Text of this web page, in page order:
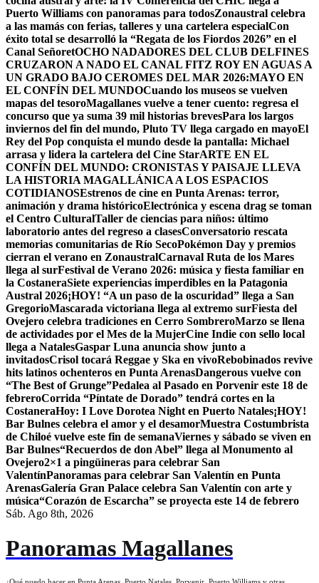
Puerto Williams con panoramas para todosZonaustral celebra
a las mamás con ferias, talleres y una cartelera especialCon
éxito total se desarrolló la “Regata de los Fiordos 2026” en el
Canal SeñoretOCHO NADADORES DEL CLUB DELFINES
CRUZARON A NADO EL CANAL FITZ ROY EN AGUAS A
UN GRADO BAJO CEROMES DEL MAR 2026:MAYO EN
EL CONFÍN DEL MUNDOCuando los museos se vuelven
mapas del tesoroMagallanes vuelve a tener cuento: regresa el
concurso que ya suma 39 mil historias brevesPara los largos
inviernos del fin del mundo, Pluto TV llega cargado en mayoEl
Rey del Pop conquista el mundo desde la pantalla: Michael
arrasa y lidera la cartelera del Cine StarARTE EN EL
CONFÍN DEL MUNDO: CRONISTAS Y PAISAJE LLEVA
LA HISTORIA MAGALLÁNICA A LOS ESPACIOS
COTIDIANOSEstrenos de cine en Punta Arenas: terror,
animación y drama históricoElectrónica y escena drag se toman
el Centro CulturalTaller de ciencias para niños: último
laboratorio antes del regreso a clasesConversatorio rescata
memorias comunitarias de Río SecoPokémon Day y premios
cierran el verano en ZonaustralCarnaval Ruta de los Mares
llega al surFestival de Verano 2026: música y fiesta familiar en
la CostaneraSiete experiencias imperdibles en la Patagonia
Austral 2026¡HOY! “A un paso de la oscuridad” llega a San
GregorioMascarada victoriana llega al extremo surFiesta del
Ovejero celebra tradiciones en Cerro SombreroMarzo se llena
de actividades por el Mes de la MujerCine Indie con sello local
llega a NatalesGaspar Luna anuncia show junto a
invitadosCrisol tocará Reggae y Ska en vivoRebobinados revive
hits latinos ochenteros en Punta ArenasDangerous vuelve con
“The Best of Grunge”Pedalea al Pasado en Porvenir este 18 de
febreroCorrida “Píntate de Dorado” tendrá cortes en la
CostaneraHoy: I Love Dorotea Night en Puerto Natales¡HOY!
Bar Bulnes celebra el amor y el desamorMuestra Costumbrista
de Chiloé vuelve este fin de semanaViernes y sábado se viven en
Bar Bulnes“Recuerdos de don Abel” llega al Monumento al
Ovejero2×1 a pingüineras para celebrar San
ValentínPanoramas para celebrar San Valentín en Punta
ArenasGalería Gran Palace celebra San Valentín con arte y
música“Corazón de Escarcha” se proyecta este 14 de febrero
Sáb. Ago 8th, 2026
Panoramas Magallanes